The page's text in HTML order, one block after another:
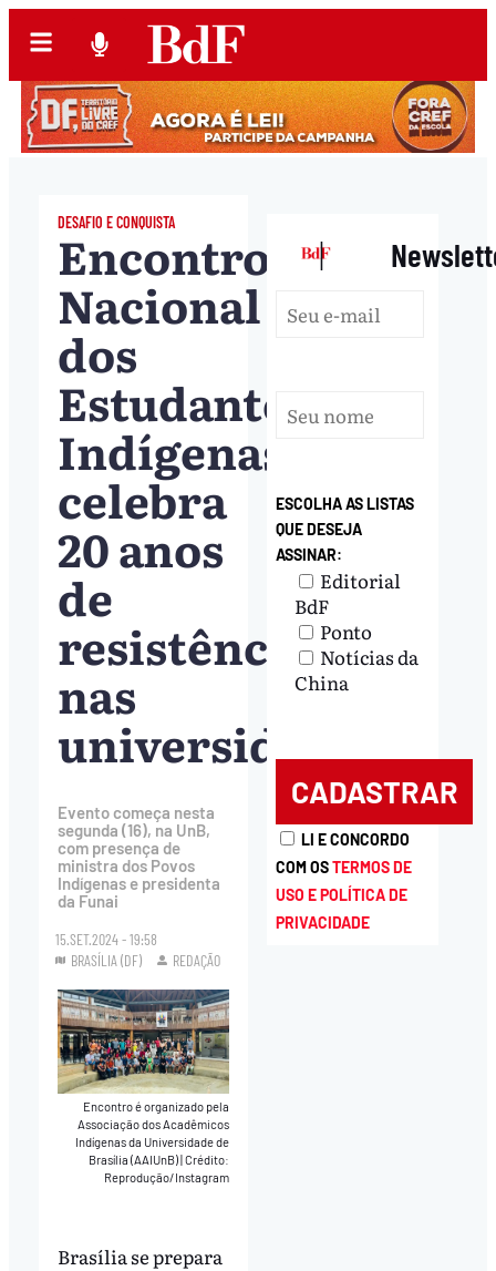
DESAFIO E CONQUISTA
Encontro
Nacional
dos
Estudantes
Indígenas
celebra
20 anos
de
resistência
nas
universidades
Evento começa nesta
segunda (16), na UnB,
com presença de
ministra dos Povos
Indígenas e presidenta
da Funai
15.SET.2024 - 19:58
BRASÍLIA (DF)
REDAÇÃO
Encontro é organizado pela
Associação dos Acadêmicos
Indígenas da Universidade de
Brasília (AAIUnB) Crédito:
Reprodução/Instagram
Brasília se prepara
|
ESCOLHA AS LISTAS
QUE DESEJA
ASSINAR:
Editorial
BdF
Ponto
Notícias da
China
LI E CONCORDO
COM OSTERMOS DE
USO E POLÍTICA DE
PRIVACIDADE